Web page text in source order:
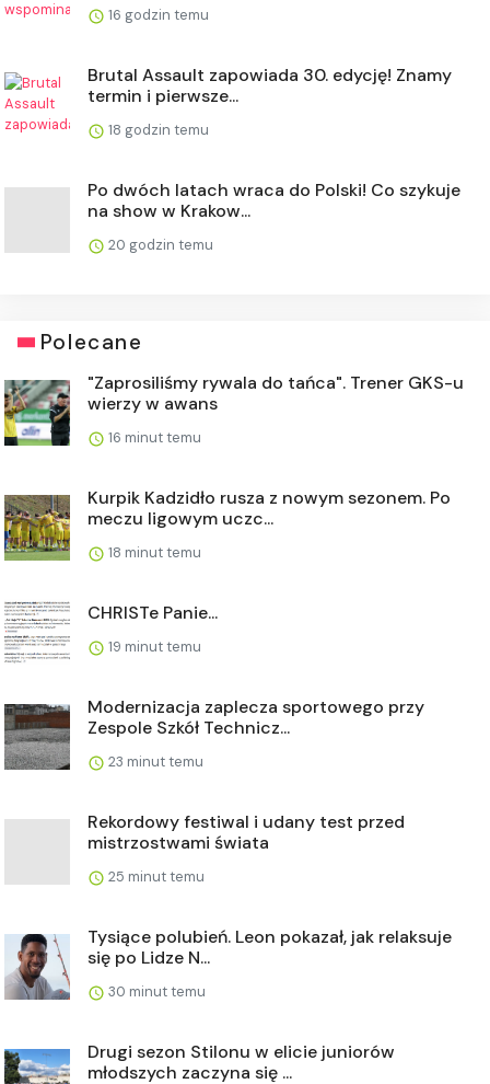
16 godzin temu
Brutal Assault zapowiada 30. edycję! Znamy
termin i pierwsze...
18 godzin temu
Po dwóch latach wraca do Polski! Co szykuje
na show w Krakow...
20 godzin temu
Polecane
"Zaprosiliśmy rywala do tańca". Trener GKS-u
wierzy w awans
16 minut temu
Kurpik Kadzidło rusza z nowym sezonem. Po
meczu ligowym uczc...
18 minut temu
CHRISTe Panie...
19 minut temu
Modernizacja zaplecza sportowego przy
Zespole Szkół Technicz...
23 minut temu
Rekordowy festiwal i udany test przed
mistrzostwami świata
25 minut temu
Tysiące polubień. Leon pokazał, jak relaksuje
się po Lidze N...
30 minut temu
Drugi sezon Stilonu w elicie juniorów
młodszych zaczyna się ...